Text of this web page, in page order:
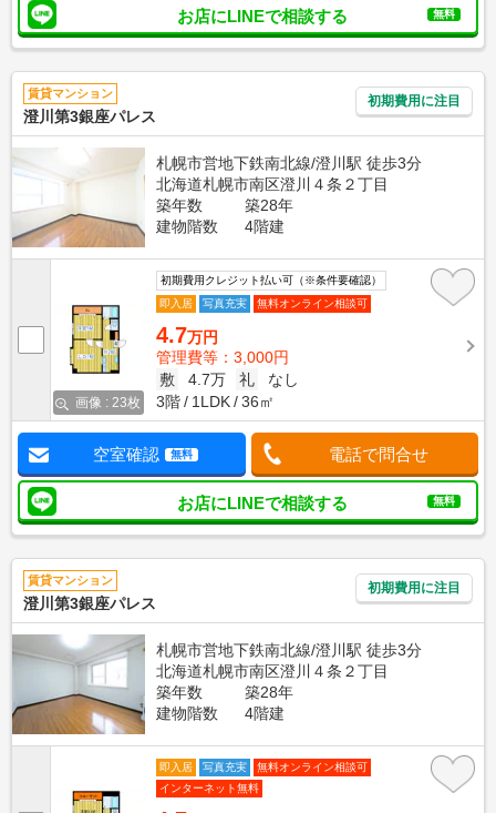
お店にLINEで相談する 無料
賃貸マンション
澄川第3銀座パレス
初期費用に注目
札幌市営地下鉄南北線/澄川駅 徒歩3分
北海道札幌市南区澄川４条２丁目
築年数
築28年
建物階数
4階建
画像 : 23枚
初期費用クレジット払い可（※条件要確認）
即入居
写真充実 無料オンライン相談可
4.7万円
管理費等：3,000円
敷
4.7万 礼
なし
3階
1LDK 36㎡
空室確認 無料 電話で問合せ
お店にLINEで相談する 無料
賃貸マンション
澄川第3銀座パレス
初期費用に注目
札幌市営地下鉄南北線/澄川駅 徒歩3分
北海道札幌市南区澄川４条２丁目
築年数
築28年
建物階数
4階建
即入居 写真充実
無料オンライン相談可
インターネット無料